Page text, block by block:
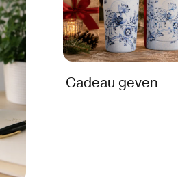
Cadeau geven